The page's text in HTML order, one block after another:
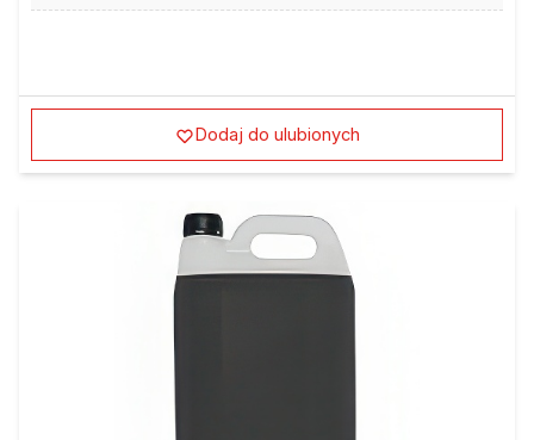
Dodaj do ulubionych